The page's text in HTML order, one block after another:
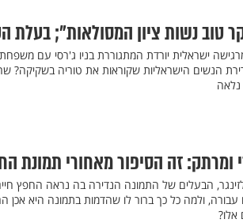
טוב נשות ציון המסולאות"; בעלת
ישראלית יורדת המתגוררת בניו ג'רסי עם
הנשים הישראליות שקוראות את טוריה בשקיקה?
נלאה
ומרתק: זה הסיפור מאחורי
הבעלים של התמונה הנדירה בה נראה החפץ
עבורה, ולמה כל כך ברור לו שהדמות בתמונה היא אכן
אלו?